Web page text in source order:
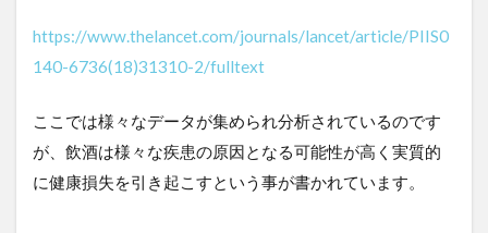
https://www.thelancet.com/journals/lancet/article/PIIS0
140-6736(18)31310-2/fulltext
ここでは様々なデータが集められ分析されているのです
が、飲酒は様々な疾患の原因となる可能性が高く実質的
に健康損失を引き起こすという事が書かれています。